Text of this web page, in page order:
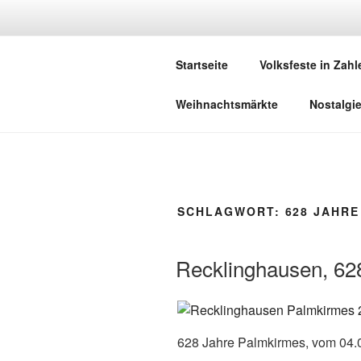
Startseite Volksfeste in
Weihnachtsmärkte Nostalgie
SCHLAGWORT: 628 JAHRE
Recklinghausen,
628 Jahre Palmkirmes, vom